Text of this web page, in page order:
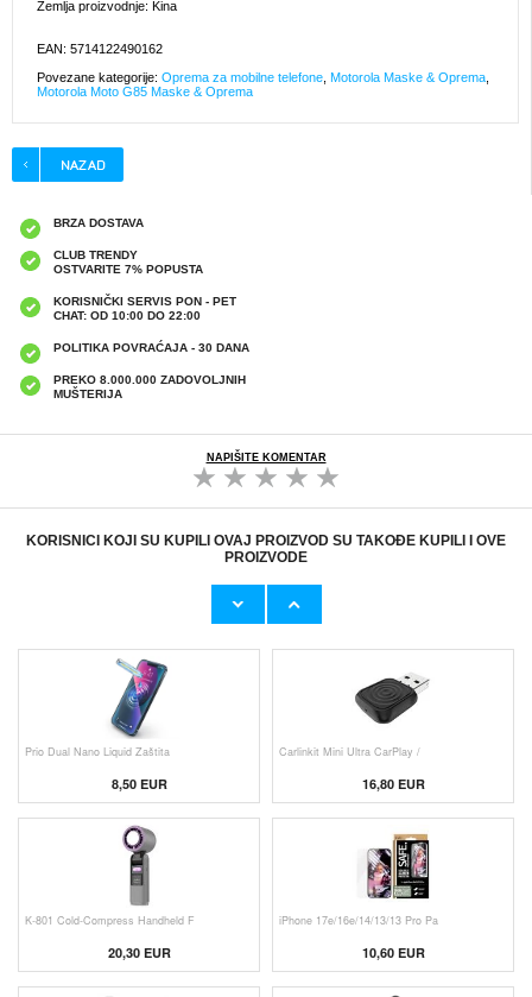
Zemlja proizvodnje: Kina
EAN: 5714122490162
Povezane kategorije: Oprema za mobilne telefone Motorola Maske & Oprema
Motorola Moto G85 Maske & Oprema
BRZA DOSTAVA
CLUB TRENDY
OSTVARITE 7% POPUSTA
KORISNIČKI SERVIS PON - PET
CHAT: OD 10:00 DO 22:00
POLITIKA POVRAĆAJA - 30 DANA
PREKO 8.000.000 ZADOVOLJNIH
MUŠTERIJA
NAPIŠITE KOMENTAR
KORISNICI KOJI SU KUPILI OVAJ PROIZVOD SU TAKOĐE KUPILI I OVE
PROIZVODE
Originalni Apple Lightning Kab
Prio Dual Nano Liquid Zaštita
8,50 EUR
Carlinkit Mini Ultra CarPlay /
16,80 EUR
K-801 Cold-Compress Handheld F
20,30 EUR
iPhone 17e/16e/14/13/13 Pro Pa
10,60 EUR